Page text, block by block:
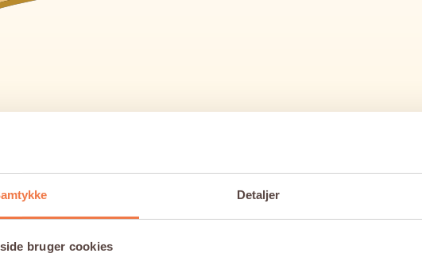
Detaljer
bruger cookies